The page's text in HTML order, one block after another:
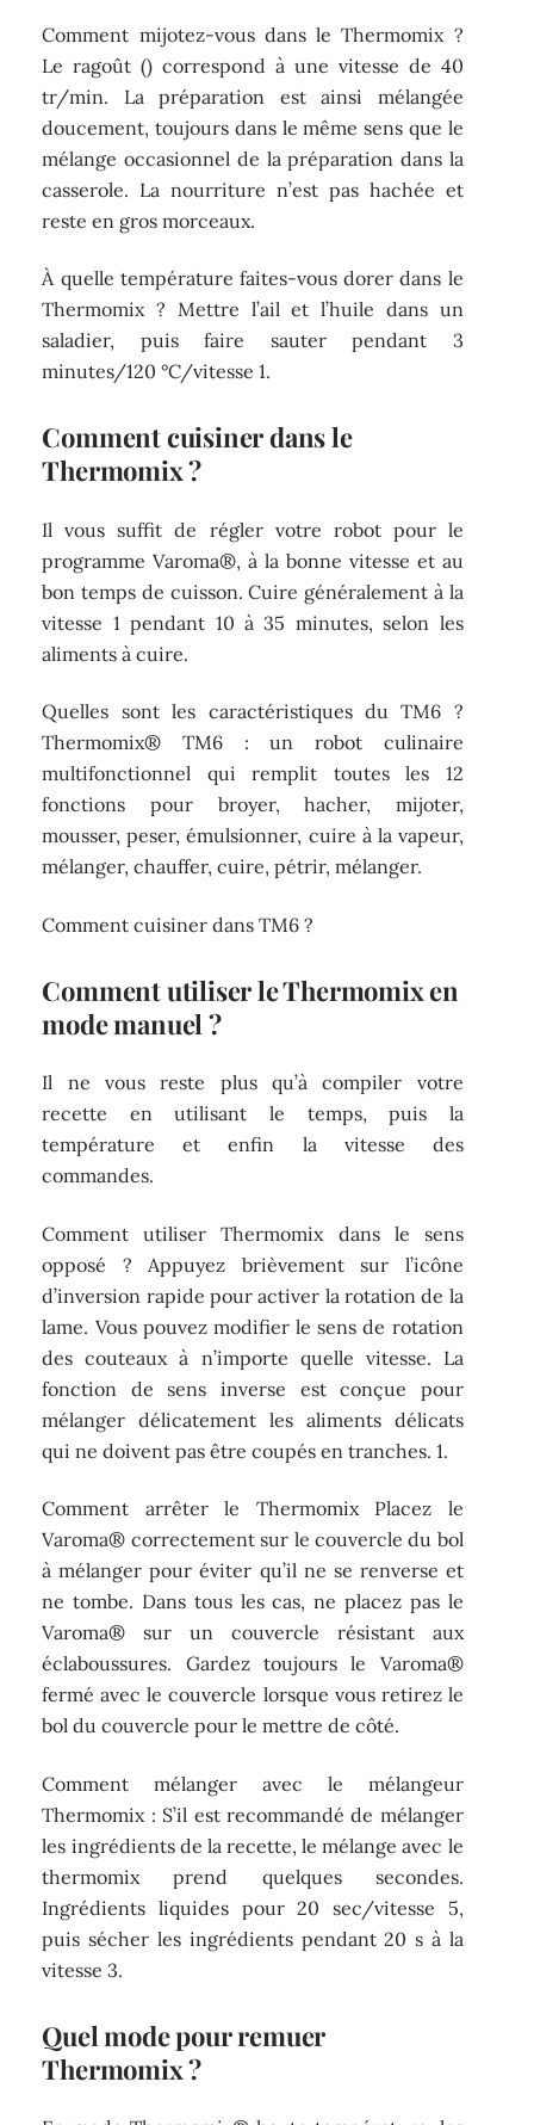
Comment mijotez-vous dans le Thermomix ?
Le ragoût () correspond à une vitesse de 40
tr/min. La préparation est ainsi mélangée
doucement, toujours dans le même sens que le
mélange occasionnel de la préparation dans la
casserole. La nourriture n’est pas hachée et
reste en gros morceaux.
À quelle température faites-vous dorer dans le
Thermomix ? Mettre l’ail et l’huile dans un
saladier, puis faire sauter pendant 3
minutes/120 °C/vitesse 1.
Comment cuisiner dans le
Thermomix ?
Il vous suffit de régler votre robot pour le
programme Varoma®, à la bonne vitesse et au
bon temps de cuisson. Cuire généralement à la
vitesse 1 pendant 10 à 35 minutes, selon les
aliments à cuire.
Quelles sont les caractéristiques du TM6 ?
Thermomix® TM6 : un robot culinaire
multifonctionnel qui remplit toutes les 12
fonctions pour broyer, hacher, mijoter,
mousser, peser, émulsionner, cuire à la vapeur,
mélanger, chauffer, cuire, pétrir, mélanger.
Comment cuisiner dans TM6 ?
Comment utiliser le Thermomix en
mode manuel ?
Il ne vous reste plus qu’à compiler votre
recette en utilisant le temps, puis la
température et enfin la vitesse des
commandes.
Comment utiliser Thermomix dans le sens
opposé ? Appuyez brièvement sur l’icône
d’inversion rapide pour activer la rotation de la
lame. Vous pouvez modifier le sens de rotation
des couteaux à n’importe quelle vitesse. La
fonction de sens inverse est conçue pour
mélanger délicatement les aliments délicats
qui ne doivent pas être coupés en tranches. 1.
Comment arrêter le Thermomix Placez le
Varoma® correctement sur le couvercle du bol
à mélanger pour éviter qu’il ne se renverse et
ne tombe. Dans tous les cas, ne placez pas le
Varoma® sur un couvercle résistant aux
éclaboussures. Gardez toujours le Varoma®
fermé avec le couvercle lorsque vous retirez le
bol du couvercle pour le mettre de côté.
Comment mélanger avec le mélangeur
Thermomix : S’il est recommandé de mélanger
les ingrédients de la recette, le mélange avec le
thermomix prend quelques secondes.
Ingrédients liquides pour 20 sec/vitesse 5,
puis sécher les ingrédients pendant 20 s à la
vitesse 3.
Quel mode pour remuer
Thermomix ?